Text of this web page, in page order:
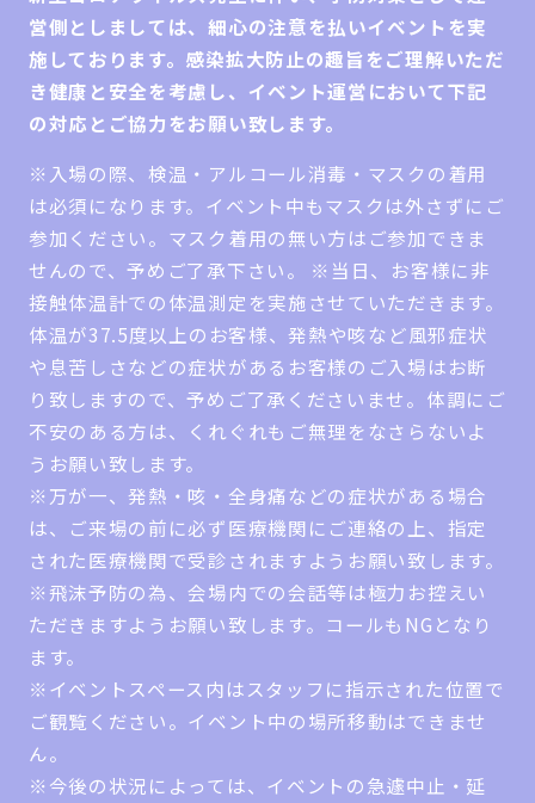
営側としましては、細心の注意を払いイベントを実
施しております。感染拡大防止の趣旨をご理解いただ
き健康と安全を考慮し、イベント運営において下記
の対応とご協力をお願い致します。
※入場の際、検温・アルコール消毒・マスクの着用
は必須になります。イベント中もマスクは外さずにご
参加ください。マスク着用の無い方はご参加できま
せんので、予めご了承下さい。 ※当日、お客様に非
接触体温計での体温測定を実施させていただきます。
体温が37.5度以上のお客様、発熱や咳など風邪症状
や息苦しさなどの症状があるお客様のご入場はお断
り致しますので、予めご了承くださいませ。体調にご
不安のある方は、くれぐれもご無理をなさらないよ
うお願い致します。
※万が一、発熱・咳・全身痛などの症状がある場合
は、ご来場の前に必ず医療機関にご連絡の上、指定
された医療機関で受診されますようお願い致します。
※飛沫予防の為、会場内での会話等は極力お控えい
ただきますようお願い致します。コールもNGとなり
ます。
※イベントスペース内はスタッフに指示された位置で
ご観覧ください。イベント中の場所移動はできませ
ん。
※今後の状況によっては、イベントの急遽中止・延